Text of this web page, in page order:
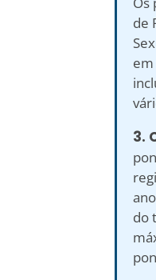
de
3.
do